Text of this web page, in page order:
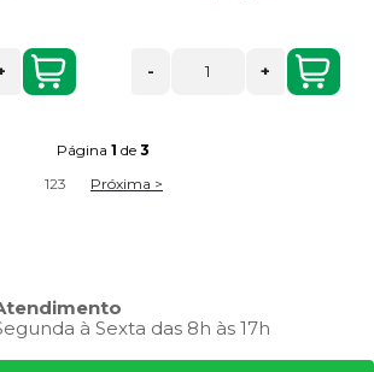
- +
Página1 de3
123 Próxima >
à Sexta das 8h às 17h
Frete Grátis
Consulte Regulamento